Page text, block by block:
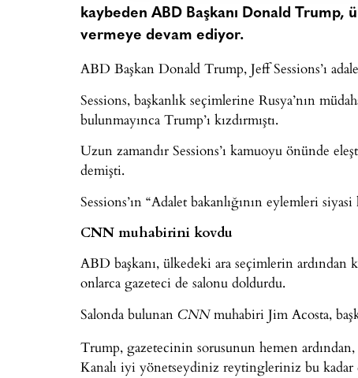
kaybeden ABD Başkanı Donald Trump,
vermeye devam ediyor.
ABD Başkan Donald Trump, Jeff Sessions’ı
Sessions, başkanlık seçimlerine Rusya’nın
bulunmayınca Trump’ı kızdırmıştı.
Uzun zamandır Sessions’ı kamuoyu önünde
demişti.
Sessions’ın “Adalet bakanlığının eylemleri
CNN muhabirini kovdu
ABD başkanı, ülkedeki ara seçimlerin ardından
onlarca gazeteci de salonu doldurdu.
Salonda bulunan CNNmuhabiri Jim Acosta,
Trump, gazetecinin sorusunun hemen
Kanalı iyi yönetseydiniz reytingleriniz bu kadar